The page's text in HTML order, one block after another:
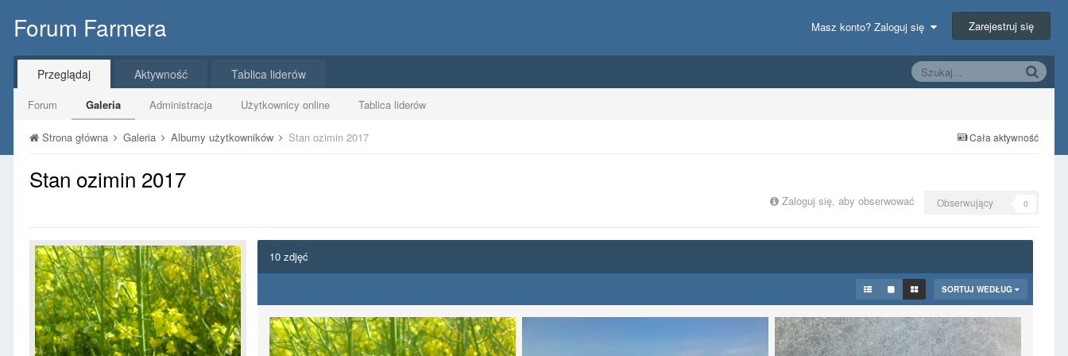
Forum Farmera Masz konto? Zaloguj się Zarejestruj się
Przeglądaj
Forum Galeria Administracja Użytkownicy online Tablica liderów
Aktywność Tablica liderów
Cała aktywność
Strona główna Galeria Albumy użytkowników Stan ozimin 2017
Stan ozimin 2017
Zaloguj się, aby obserwować Obserwujący 0
10 zdjęć
SORTUJ WEDŁUG